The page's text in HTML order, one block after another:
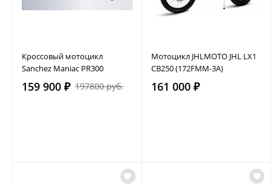
Кроссовый мотоцикл
Sanchez Maniac PR300
159 900 ₽ 197800 руб.
Мотоцикл JHLMOTO JHL LX1
CB250 (172FMM-3A)
161 000 ₽